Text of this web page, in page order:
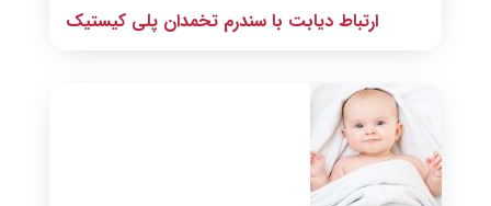
ارتباط دیابت با سندرم تخمدان پلی کیستیک